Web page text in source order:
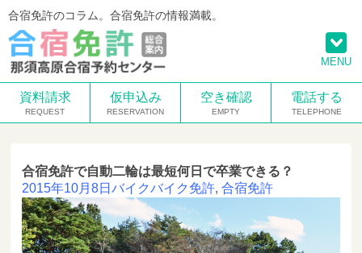
合宿免許のコラム。合宿免許の情報満載。
資料請求 仮申込み 空き確認 電話する
合宿免許で自動二輪は最短何日で卒業できる？
2015年10月8日 バイクバイク免許, 合宿免許
MENU